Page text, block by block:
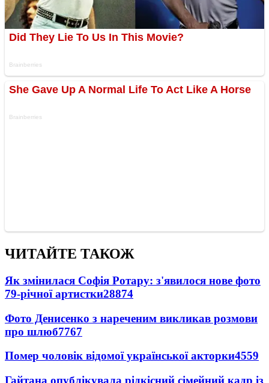
ЧИТАЙТЕ ТАКОЖ
Як змінилася Софія Ротару: з'явилося нове фото
79-річної артистки28874
Фото Денисенко з нареченим викликав розмови
про шлюб7767
Помер чоловік відомої української акторки4559
Гайтана опублікувала рідкісний сімейний кадр із